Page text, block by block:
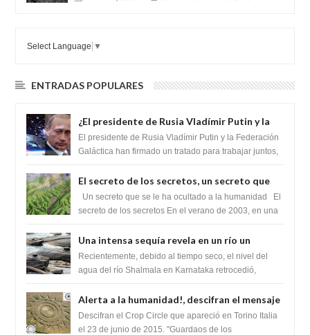
Select Language ▼
ENTRADAS POPULARES
¿El presidente de Rusia Vladímir Putin y la
Federación Galactica han firmado un
tratado para acabar con los Sionistas?
El presidente de Rusia Vladímir Putin y la Federación
Galáctica han firmado un tratado para trabajar juntos,
El secreto de los secretos, un secreto que
cambiaría por completo el destino de la
humanidad
Un secreto que se le ha ocultado a la humanidad El
secreto de los secretos En el verano de 2003, en una
Una intensa sequía revela en un río un
impresionante hallazgo de miles de Shiva
Lingas
Recientemente, debido al tiempo seco, el nivel del
agua del río Shalmala en Karnataka retrocedió,
Alerta a la humanidad!, descifran el mensaje
del Crop Circle de Torino ,Italia
Descifran el Crop Circle que apareció en Torino Italia
el 23 de junio de 2015. "Guardaos de los